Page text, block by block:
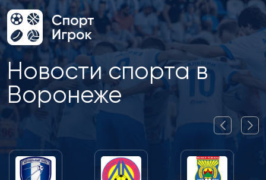
Новости спорта в
Воронеже